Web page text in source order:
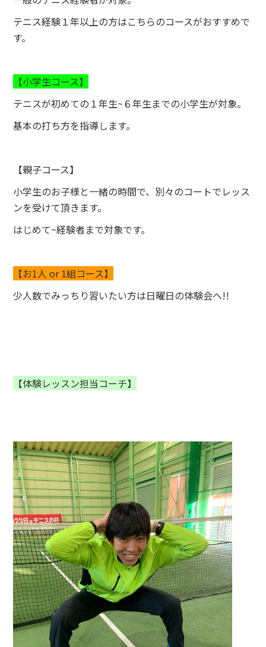
テニス経験１年以上の方はこちらのコースがおすすめで
す。
【小学生コース】
テニスが初めての１年生~６年生までの小学生が対象。
基本の打ち方を指導します。
【親子コース】
小学生のお子様と一緒の時間で、別々のコートでレッス
ンを受けて頂きます。
はじめて~経験者まで対象です。
【お1人 or 1組コース】
少人数でみっちり習いたい方は日曜日の体験会へ!!
【体験レッスン担当コーチ】